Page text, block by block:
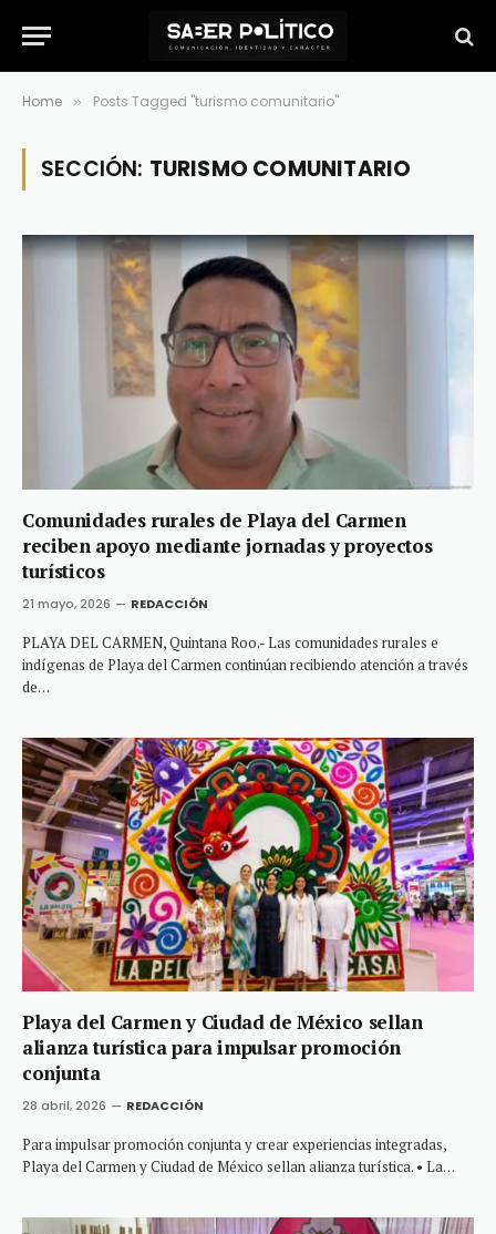
Home » Posts Tagged "turismo comunitario"
SECCIÓN: TURISMO COMUNITARIO
Comunidades rurales de Playa del Carmen
reciben apoyo mediante jornadas y proyectos
turísticos
21 mayo, 2026 REDACCIÓN
PLAYA DEL CARMEN, Quintana Roo.- Las comunidades rurales e
indígenas de Playa del Carmen continúan recibiendo atención a través
de…
Playa del Carmen y Ciudad de México sellan
alianza turística para impulsar promoción
conjunta
28 abril, 2026 REDACCIÓN
Para impulsar promoción conjunta y crear experiencias integradas,
Playa del Carmen y Ciudad de México sellan alianza turística. • La…